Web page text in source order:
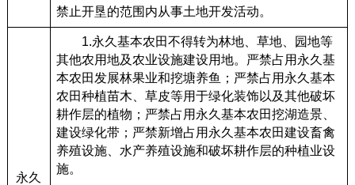
禁止开垦的范围内从事土地开发活动。
永久
1.永久基本农田不得转为林地、草地、园地等
其他农用地及农业设施建设用地。严禁占用永久基
本农田发展林果业和挖塘养鱼；严禁占用永久基本
农田种植苗木、草皮等用于绿化装饰以及其他破坏
耕作层的植物；严禁占用永久基本农田挖湖造景、
建设绿化带；严禁新增占用永久基本农田建设畜禽
养殖设施、水产养殖设施和破坏耕作层的种植业设
施。